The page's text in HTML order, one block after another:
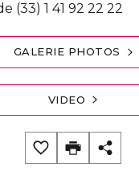
(33) 1 41 92 22 22
GALERIE PHOTOS
VIDEO